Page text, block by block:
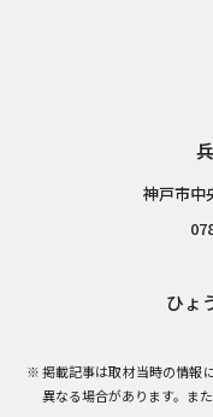
神戸市中
ひょ
掲載記事は取材当時の情報
異なる場合があります。 ま